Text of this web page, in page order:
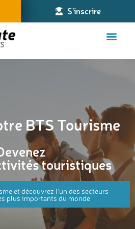
S'inscrire
BTS Tourisme
touristiques
et découvrez l'un des secteurs
plus importants du monde